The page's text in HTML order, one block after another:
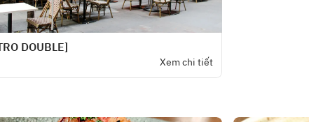
DOUBLE]
Xem chi tiết